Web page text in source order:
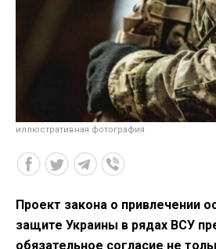
иллюстративная фотография
Проект закона о привлечении
защите Украины в рядах ВСУ
обязательное согласие не